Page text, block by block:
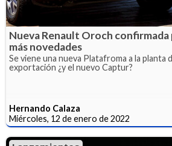
Nueva Renault Oroch confirmada
más novedades
Se viene una nueva Platafroma a la planta
exportación ¿y el nuevo Captur?
Hernando Calaza
Miércoles, 12 de enero de 2022